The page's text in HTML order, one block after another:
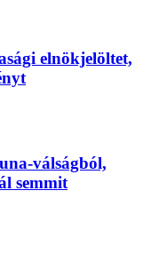
elnökjelöltet,
válságból,
semmit